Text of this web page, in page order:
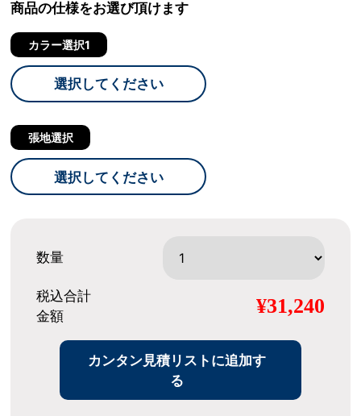
商品の仕様をお選び頂けます
カラー選択1
選択してください
張地選択
選択してください
数量
税込合計
金額
¥31,240
カンタン見積リストに追加す
る